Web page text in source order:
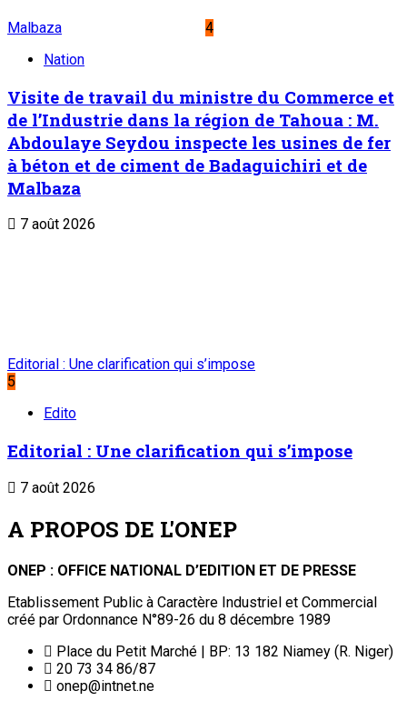
Malbaza
4
Nation
Visite de travail du ministre du Commerce et
de l’Industrie dans la région de Tahoua : M.
Abdoulaye Seydou inspecte les usines de fer
à béton et de ciment de Badaguichiri et de
Malbaza
7 août 2026
Editorial : Une clarification qui s’impose
5
Edito
Editorial : Une clarification qui s’impose
7 août 2026
A PROPOS DE L'ONEP
ONEP : OFFICE NATIONAL D’EDITION ET DE PRESSE
Etablissement Public à Caractère Industriel et Commercial
créé par Ordonnance N°89-26 du 8 décembre 1989
Place du Petit Marché | BP: 13 182 Niamey (R. Niger)
20 73 34 86/87
onep@intnet.ne